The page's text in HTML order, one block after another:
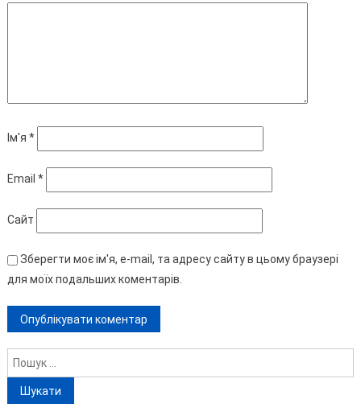
Ім'я *
Email *
Сайт
Зберегти моє ім'я, e-mail, та адресу сайту в цьому браузері
для моїх подальших коментарів.
Пошук: